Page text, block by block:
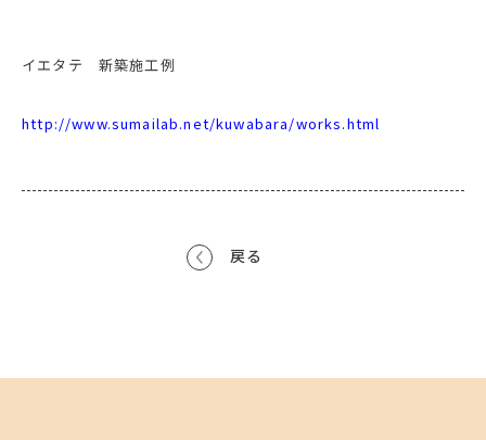
イエタテ 新築施工例
http://www.sumailab.net/kuwabara/works.html
戻る